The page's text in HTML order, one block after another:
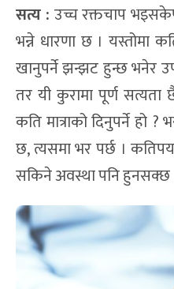
सत्य : उच्च रक्तचाप
भन्ने धारणा छ ।
खानुपर्ने झन्झट हुन्छ भनेर
तर यी कुरामा पूर्ण
कति मात्राको दिनुपर्ने हो
छ, त्यसमा भर पर्छ ।
सकिने अवस्था पनि हुनसक्छ